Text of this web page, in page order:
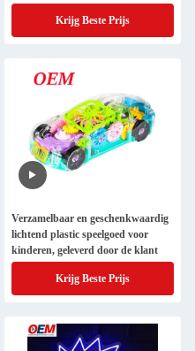
Krijg Beste Prijs
Verzamelbaar en geschenkwaardig
lichtend plastic speelgoed voor
kinderen, geleverd door de klant
Krijg Beste Prijs